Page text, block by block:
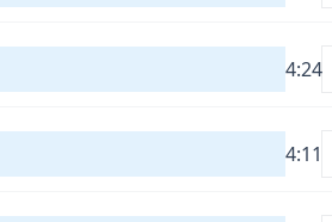
4:24
4:11